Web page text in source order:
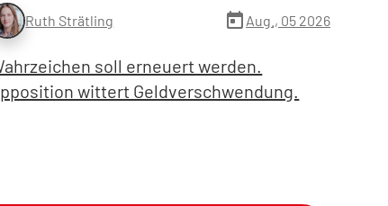
Ruth Strätling today Aug., 05 2026
soll erneuert werden.
wittert Geldverschwendung.